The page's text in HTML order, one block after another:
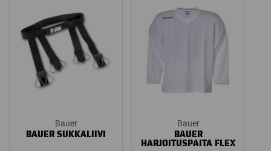
Bauer
BAUER SUKKALIIVI
Bauer
BAUER
HARJOITUSPAITA FLEX